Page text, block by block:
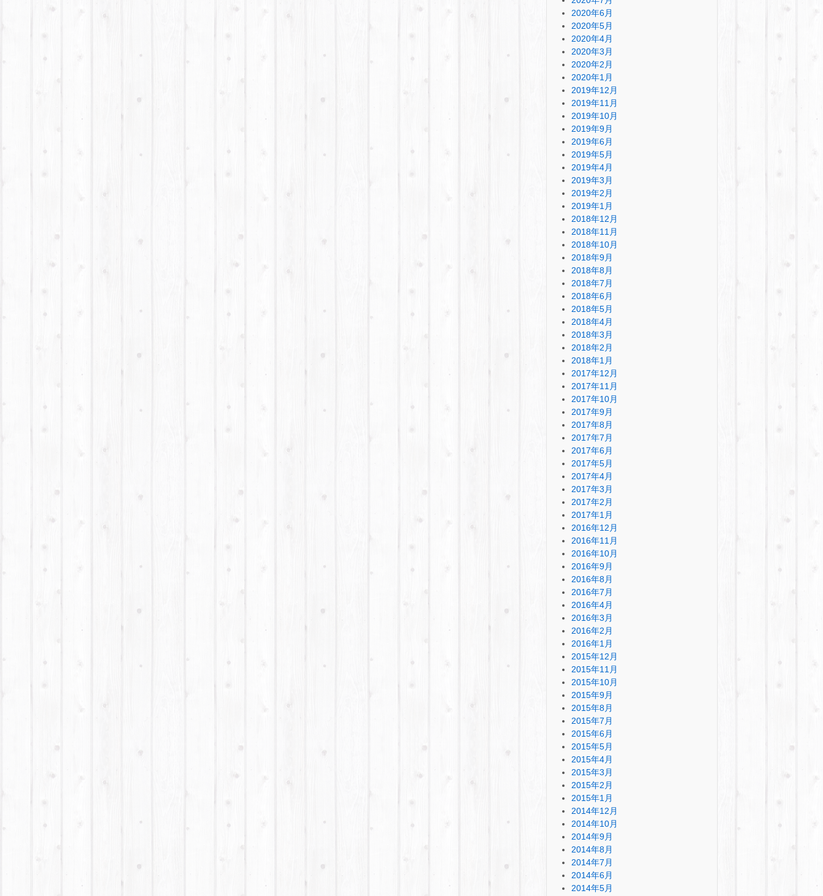
2020年6月
2020年5月
2020年4月
2020年3月
2020年2月
2020年1月
2019年12月
2019年11月
2019年10月
2019年9月
2019年6月
2019年5月
2019年4月
2019年3月
2019年2月
2019年1月
2018年12月
2018年11月
2018年10月
2018年9月
2018年8月
2018年7月
2018年6月
2018年5月
2018年4月
2018年3月
2018年2月
2018年1月
2017年12月
2017年11月
2017年10月
2017年9月
2017年8月
2017年7月
2017年6月
2017年5月
2017年4月
2017年3月
2017年2月
2017年1月
2016年12月
2016年11月
2016年10月
2016年9月
2016年8月
2016年7月
2016年4月
2016年3月
2016年2月
2016年1月
2015年12月
2015年11月
2015年10月
2015年9月
2015年8月
2015年7月
2015年6月
2015年5月
2015年4月
2015年3月
2015年2月
2015年1月
2014年12月
2014年10月
2014年9月
2014年8月
2014年7月
2014年6月
2014年5月